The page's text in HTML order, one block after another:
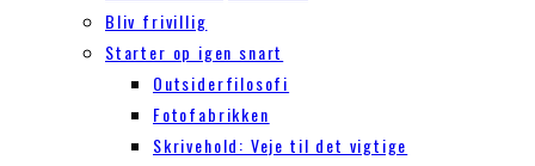
Bliv frivillig
Starter op igen snart
Outsiderfilosofi
Fotofabrikken
Skrivehold: Veje til det vigtige